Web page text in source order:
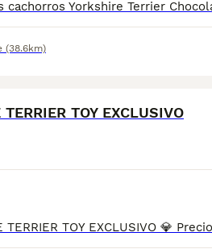
(38.6km)
TERRIER TOY EXCLUSIVO